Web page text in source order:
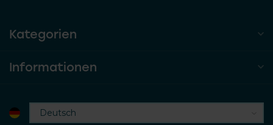
Kategorien
Informationen